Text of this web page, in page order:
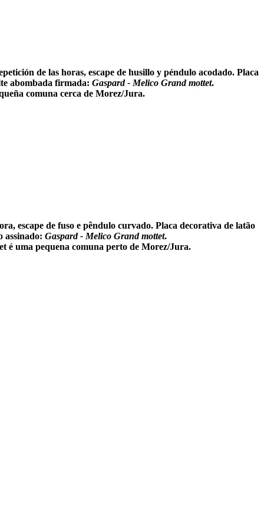
de las horas, escape de husillo y péndulo acodado. Placa
abombada firmada: Gaspard - Melico Grand mottet.
comuna cerca de Morez/Jura.
escape de fuso e pêndulo curvado. Placa decorativa de latão
assinado: Gaspard - Melico Grand mottet.
uma pequena comuna perto de Morez/Jura.